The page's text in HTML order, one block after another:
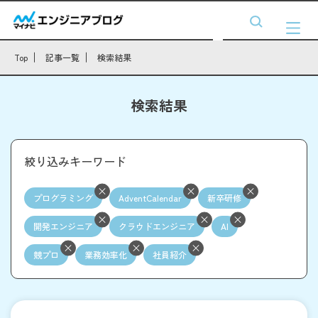
Top 記事一覧 検索結果
検索結果
絞り込みキーワード
プログラミング AdventCalendar 新卒研修
開発エンジニア クラウドエンジニア AI
競プロ 業務効率化 社員紹介